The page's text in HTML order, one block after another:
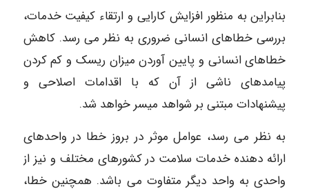
بنابراین به منظور افزایش کارایی و ارتقاء کیفیت خدمات،
بررسی خطاهای انسانی ضروری به نظر می رسد. کاهش
خطاهای انسانی و پایین آوردن میزان ریسک و کم کردن
پیامدهای ناشی از آن که با اقدامات اصلاحی و
پیشنهادات مبتنی بر شواهد میسر خواهد شد.
به نظر می رسد، عوامل موثر در بروز خطا در واحدهای
ارائه دهنده خدمات سلامت در کشورهای مختلف و نیز از
واحدی به واحد دیگر متفاوت می باشد. همچنین خطا،